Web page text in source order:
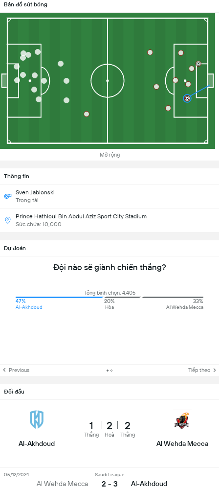
Bản đồ sút bóng
Mở rộng
Thông tin
Sven Jablonski
Trọng tài
Prince Hathloul Bin Abdul Aziz Sport City Stadium
Sức chứa: 10,000
Dự đoán
Đội nào sẽ giành chiến thắng?
Tổng bình chọn: 4,405
47%
Al-Akhdoud
20%
Hòa
33%
Al Wehda Mecca
Previous Tiếp theo
Đối đầu
Al-Akhdoud
1
Thắng
2
Hoà
2
Thắng
Al Wehda Mecca
Al Wehda Mecca
Saudi League
2 - 3 Al-Akhdoud
05/12/2024